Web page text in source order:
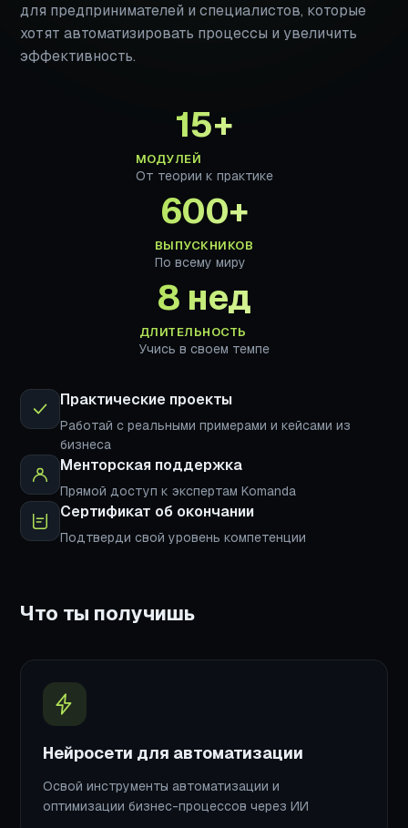
для предпринимателей и специалистов, которые
хотят автоматизировать процессы и увеличить
эффективность.
15+
МОДУЛЕЙ
От теории к практике
600+
ВЫПУСКНИКОВ
По всему миру
8 нед
ДЛИТЕЛЬНОСТЬ
Учись в своем темпе
Практические проекты
Работай с реальными примерами и кейсами из
бизнеса
Менторская поддержка
Прямой доступ к экспертам Komanda
Сертификат об окончании
Подтверди свой уровень компетенции
Что ты получишь
Нейросети для автоматизации
Освой инструменты автоматизации и
оптимизации бизнес-процессов через ИИ